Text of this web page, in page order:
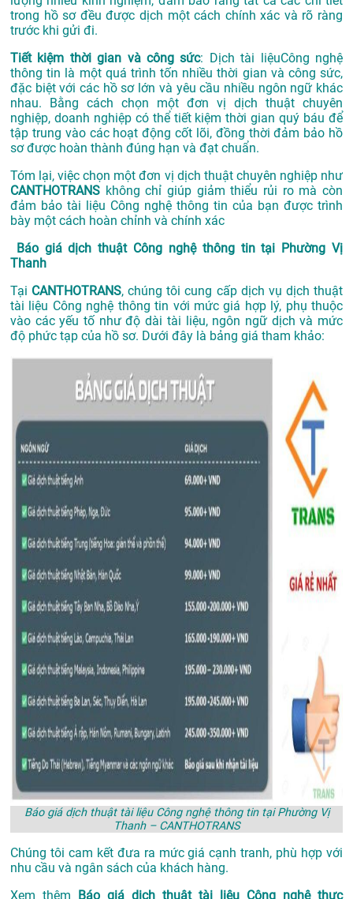
trong hồ sơ đều được dịch một cách chính xác và rõ ràng
trước khi gửi đi.
Tiết kiệm thời gian và công sức: Dịch tài liệuCông nghệ
thông tin là một quá trình tốn nhiều thời gian và công sức,
đặc biệt với các hồ sơ lớn và yêu cầu nhiều ngôn ngữ khác
nhau. Bằng cách chọn một đơn vị dịch thuật chuyên
nghiệp, doanh nghiệp có thể tiết kiệm thời gian quý báu để
tập trung vào các hoạt động cốt lõi, đồng thời đảm bảo hồ
sơ được hoàn thành đúng hạn và đạt chuẩn.
Tóm lại, việc chọn một đơn vị dịch thuật chuyên nghiệp như
CANTHOTRANS không chỉ giúp giảm thiểu rủi ro mà còn
đảm bảo tài liệu Công nghệ thông tin của bạn được trình
bày một cách hoàn chỉnh và chính xác
Báo giá dịch thuật Công nghệ thông tin tại Phường Vị
Thanh
Tại CANTHOTRANS, chúng tôi cung cấp dịch vụ dịch thuật
tài liệu Công nghệ thông tin với mức giá hợp lý, phụ thuộc
vào các yếu tố như độ dài tài liệu, ngôn ngữ dịch và mức
độ phức tạp của hồ sơ. Dưới đây là bảng giá tham khảo:
Báo giá dịch thuật tài liệu Công nghệ thông tin tại Phường Vị
Thanh – CANTHOTRANS
Chúng tôi cam kết đưa ra mức giá cạnh tranh, phù hợp với
nhu cầu và ngân sách của khách hàng.
Xem thêm
Báo giá dịch thuật tài liệu Công nghệ thực